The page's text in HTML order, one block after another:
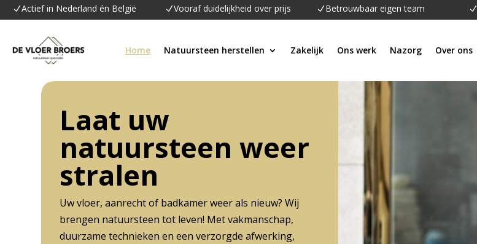
NActief in Nederland én België NVooraf duidelijkheid over prijs N Betrouwbaar eigen team N
Home Natuursteen herstellen Zakelijk Ons werk Nazorg Over ons
Laat uw
natuursteen weer
stralen
Uw vloer, aanrecht of badkamer weer als nieuw? Wij
brengen natuursteen tot leven! Met vakmanschap,
duurzame technieken en een verzorgde afwerking,